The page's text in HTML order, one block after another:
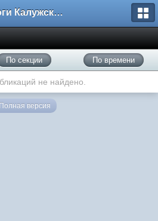
Блоги Калужского перекрестка
По секции По времени
не найдено.
Полная версия